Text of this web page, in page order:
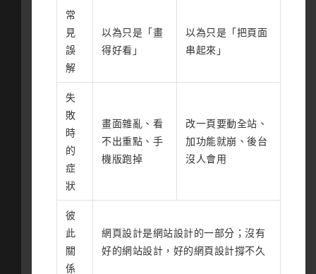
常
見
誤
解
以為只是「畫
得好看」
以為只是「把頁面
串起來」
失
敗
時
的
症
狀
畫面雜亂、看
不出重點、手
機版跑掉
改一頁要動全站、
加功能就崩、後台
沒人會用
彼
此
關
係
網頁設計是網站設計的一部分；沒有
好的網站設計，好的網頁設計撐不久